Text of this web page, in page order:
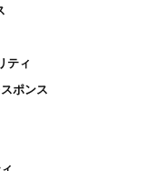
ティ
ポンス